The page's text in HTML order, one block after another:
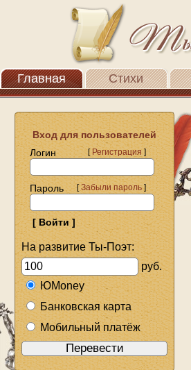
Главная Стихи
Вход для пользователей
Логин
[Регистрация]
Пароль [Забыли пароль]
На развитие Ты-Поэт:
руб.
ЮMoney
Банковская карта
Мобильный платёж